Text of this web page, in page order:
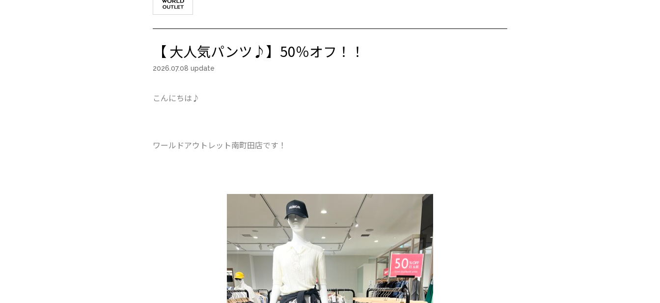
【 大人気パンツ♪】50％オフ！！
2026.07.08 update
こんにちは♪
ワールドアウトレット南町田店です！